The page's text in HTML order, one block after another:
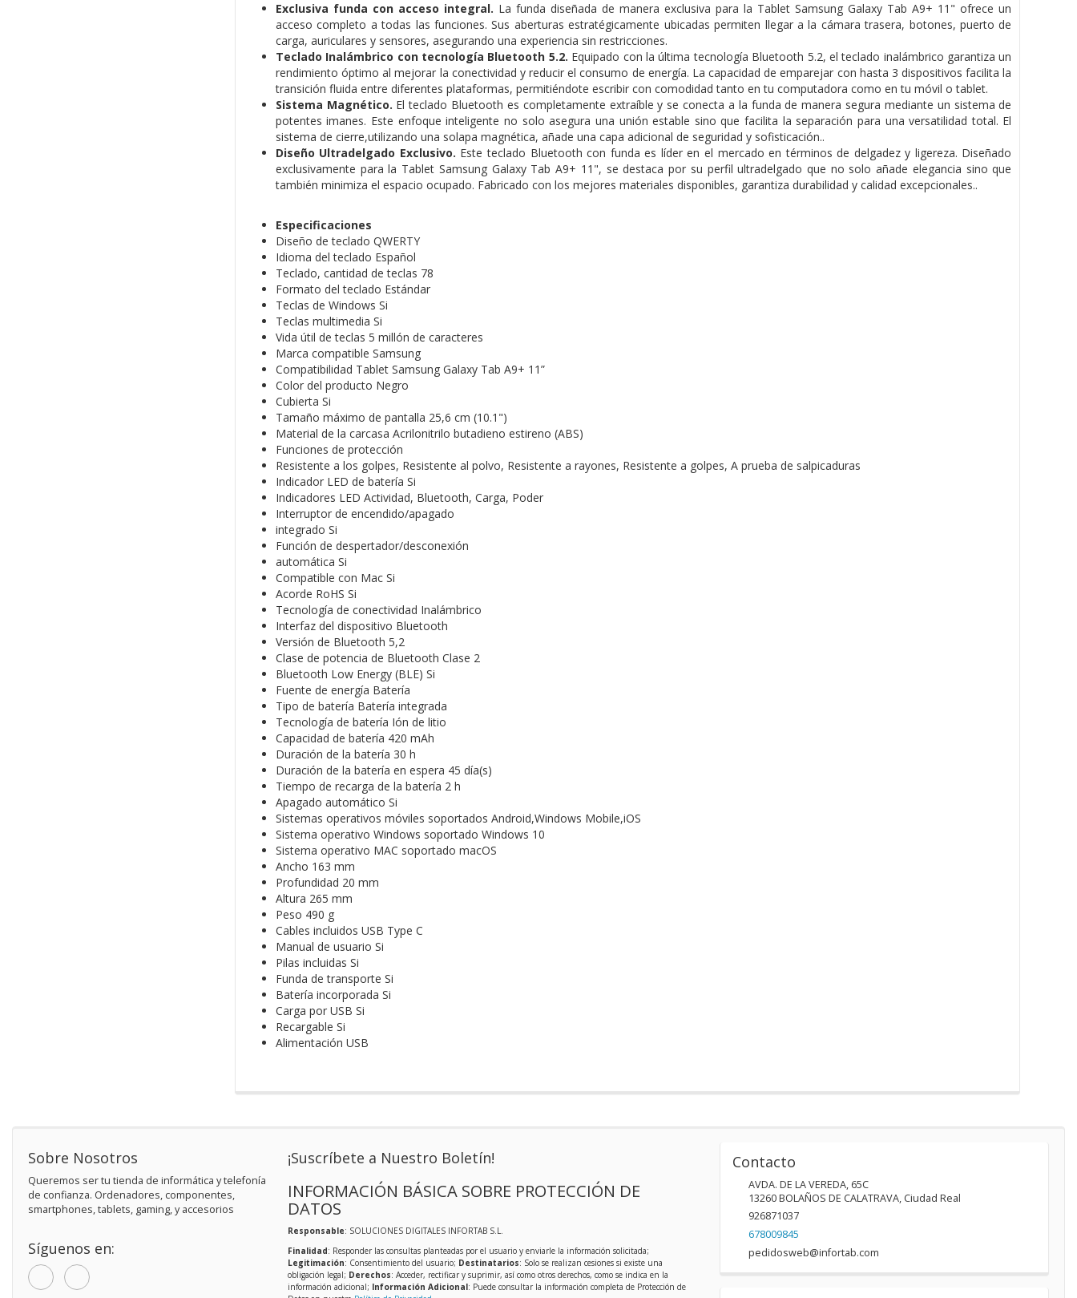
Exclusiva funda con acceso integral. La funda diseñada de manera exclusiva para la Tablet Samsung Galaxy Tab A9+ 11" ofrece un
acceso completo a todas las funciones. Sus aberturas estratégicamente ubicadas permiten llegar a la cámara trasera, botones, puerto de
carga, auriculares y sensores, asegurando una experiencia sin restricciones.
Teclado Inalámbrico con tecnología Bluetooth 5.2. Equipado con la última tecnología Bluetooth 5.2, el teclado inalámbrico garantiza un
rendimiento óptimo al mejorar la conectividad y reducir el consumo de energía. La capacidad de emparejar con hasta 3 dispositivos facilita la
transición fluida entre diferentes plataformas, permitiéndote escribir con comodidad tanto en tu computadora como en tu móvil o tablet.
Sistema Magnético. El teclado Bluetooth es completamente extraíble y se conecta a la funda de manera segura mediante un sistema de
potentes imanes. Este enfoque inteligente no solo asegura una unión estable sino que facilita la separación para una versatilidad total. El
sistema de cierre,utilizando una solapa magnética, añade una capa adicional de seguridad y sofisticación..
Diseño Ultradelgado Exclusivo. Este teclado Bluetooth con funda es líder en el mercado en términos de delgadez y ligereza. Diseñado
exclusivamente para la Tablet Samsung Galaxy Tab A9+ 11", se destaca por su perfil ultradelgado que no solo añade elegancia sino que
también minimiza el espacio ocupado. Fabricado con los mejores materiales disponibles, garantiza durabilidad y calidad excepcionales..
Especificaciones
Diseño de teclado QWERTY
Idioma del teclado Español
Teclado, cantidad de teclas 78
Formato del teclado Estándar
Teclas de Windows Si
Teclas multimedia Si
Vida útil de teclas 5 millón de caracteres
Marca compatible Samsung
Compatibilidad Tablet Samsung Galaxy Tab A9+ 11”
Color del producto Negro
Cubierta Si
Tamaño máximo de pantalla 25,6 cm (10.1")
Material de la carcasa Acrilonitrilo butadieno estireno (ABS)
Funciones de protección
Resistente a los golpes, Resistente al polvo, Resistente a rayones, Resistente a golpes, A prueba de salpicaduras
Indicador LED de batería Si
Indicadores LED Actividad, Bluetooth, Carga, Poder
Interruptor de encendido/apagado
integrado Si
Función de despertador/desconexión
automática Si
Compatible con Mac Si
Acorde RoHS Si
Tecnología de conectividad Inalámbrico
Interfaz del dispositivo Bluetooth
Versión de Bluetooth 5,2
Clase de potencia de Bluetooth Clase 2
Bluetooth Low Energy (BLE) Si
Fuente de energía Batería
Tipo de batería Batería integrada
Tecnología de batería Ión de litio
Capacidad de batería 420 mAh
Duración de la batería 30 h
Duración de la batería en espera 45 día(s)
Tiempo de recarga de la batería 2 h
Apagado automático Si
Sistemas operativos móviles soportados Android,Windows Mobile,iOS
Sistema operativo Windows soportado Windows 10
Sistema operativo MAC soportado macOS
Ancho 163 mm
Profundidad 20 mm
Altura 265 mm
Peso 490 g
Cables incluidos USB Type C
Manual de usuario Si
Pilas incluidas Si
Funda de transporte Si
Batería incorporada Si
Carga por USB Si
Recargable Si
Alimentación USB
Sobre Nosotros
Queremos ser tu tienda de informática y telefonía
de confianza. Ordenadores, componentes,
smartphones, tablets, gaming, y accesorios
Síguenos en:
¡Suscríbete a Nuestro Boletín!
INFORMACIÓN BÁSICA SOBRE PROTECCIÓN DE
DATOS
Responsable: SOLUCIONES DIGITALES INFORTAB S.L.
Finalidad: Responder las consultas planteadas por el usuario y enviarle la información solicitada;
Legitimación: Consentimiento del usuario; Destinatarios: Solo se realizan cesiones si existe una
obligación legal; Derechos: Acceder, rectificar y suprimir, así como otros derechos, como se indica en la
información adicional; Información Adicional: Puede consultar la información completa de Protección de
Contacto
AVDA. DE LA VEREDA, 65C
13260BOLAÑOS DE CALATRAVA, Ciudad Real
926871037
678009845
pedidosweb@infortab.com